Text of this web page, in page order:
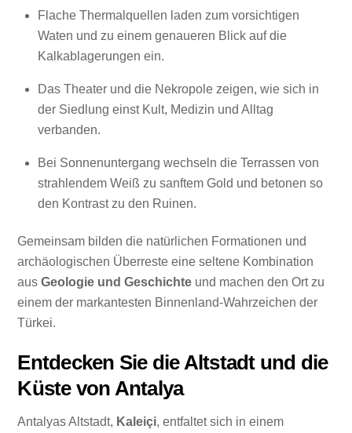
Flache Thermalquellen laden zum vorsichtigen
Waten und zu einem genaueren Blick auf die
Kalkablagerungen ein.
Das Theater und die Nekropole zeigen, wie sich in
der Siedlung einst Kult, Medizin und Alltag
verbanden.
Bei Sonnenuntergang wechseln die Terrassen von
strahlendem Weiß zu sanftem Gold und betonen so
den Kontrast zu den Ruinen.
Gemeinsam bilden die natürlichen Formationen und
archäologischen Überreste eine seltene Kombination
ausGeologie und Geschichte und machen den Ort zu
einem der markantesten Binnenland-Wahrzeichen der
Türkei.
Entdecken Sie die Altstadt und die
Küste von Antalya
Antalyas Altstadt, Kaleiçi, entfaltet sich in einem